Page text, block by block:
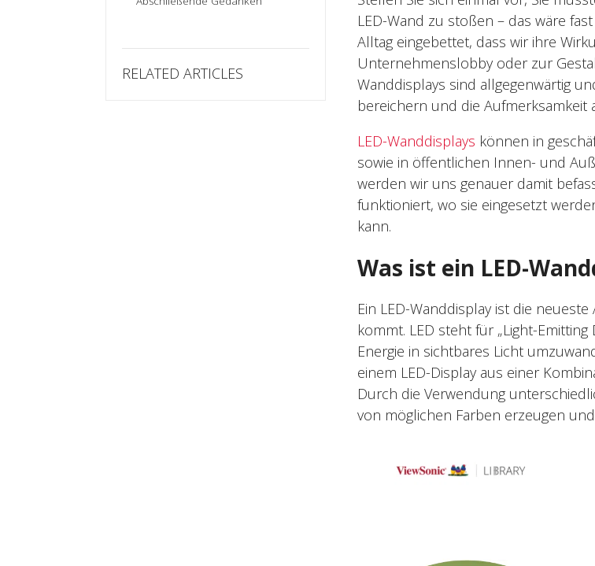
RELATED ARTICLES
LED-Wand zu stoßen – das wäre
Alltag eingebettet, dass wir ihre
Unternehmenslobby oder zur
Wanddisplays sind allgegenwärtig
bereichern und die Aufmerksamkeit
LED-Wanddisplays können in
sowie in öffentlichen Innen- und
werden wir uns genauer damit
funktioniert, wo sie eingesetzt
kann.
Was ist ein LED-
Ein LED-Wanddisplay ist die
kommt. LED steht für „Light-
Energie in sichtbares Licht
einem LED-Display aus einer
Durch die Verwendung
von möglichen Farben erzeugen